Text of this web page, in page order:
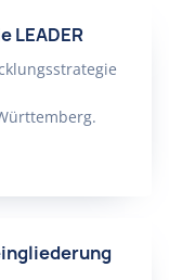
LEADER